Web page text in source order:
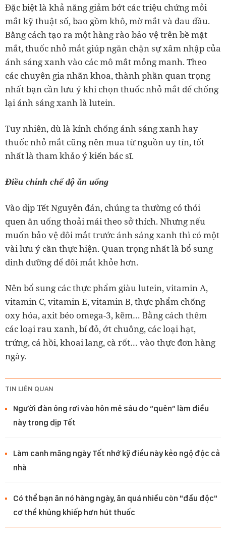
Đặc biệt là khả năng giảm bớt các triệu chứng mỏi
mắt kỹ thuật số, bao gồm khô, mờ mắt và đau đầu.
Bằng cách tạo ra một hàng rào bảo vệ trên bề mặt
mắt, thuốc nhỏ mắt giúp ngăn chặn sự xâm nhập của
ánh sáng xanh vào các mô mắt mỏng manh. Theo
các chuyên gia nhãn khoa, thành phần quan trọng
nhất bạn cần lưu ý khi chọn thuốc nhỏ mắt để chống
lại ánh sáng xanh là lutein.
Tuy nhiên, dù là kính chống ánh sáng xanh hay
thuốc nhỏ mắt cũng nên mua từ nguồn uy tín, tốt
nhất là tham khảo ý kiến bác sĩ.
Điều chỉnh chế độ ăn uống
Vào dịp Tết Nguyên đán, chúng ta thường có thói
quen ăn uống thoải mái theo sở thích. Nhưng nếu
muốn bảo vệ đôi mắt trước ánh sáng xanh thì có một
vài lưu ý cần thực hiện. Quan trọng nhất là bổ sung
dinh dưỡng để đôi mắt khỏe hơn.
Nên bổ sung các thực phẩm giàu lutein, vitamin A,
vitamin C, vitamin E, vitamin B, thực phẩm chống
oxy hóa, axit béo omega-3, kẽm… Bằng cách thêm
các loại rau xanh, bí đỏ, ớt chuông, các loại hạt,
trứng, cá hồi, khoai lang, cà rốt… vào thực đơn hàng
ngày.
TIN LIÊN QUAN
Người đàn ông rơi vào hôn mê sâu do “quên” làm điều
này trong dịp Tết
Làm canh măng ngày Tết nhớ kỹ điều này kẻo ngộ độc cả
nhà
Có thể bạn ăn nó hàng ngày, ăn quá nhiều còn "đầu độc"
cơ thể khủng khiếp hơn hút thuốc